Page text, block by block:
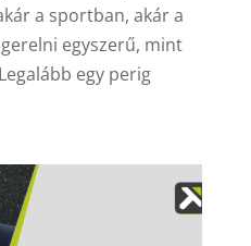
a sportban, akár a
egyszerű, mint
egy perig